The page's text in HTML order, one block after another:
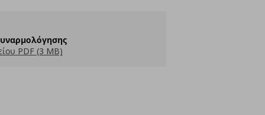
PDF (3 MB)